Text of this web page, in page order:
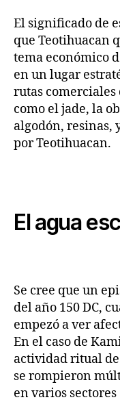
El significado de
que Teotihuacan
tema económico
en un lugar
rutas
como el jade, la
algodón, resinas,
por Teotihuacan.
El agua
Se cree que un
del año 150 DC,
empezó a ver
En el caso de
actividad ritual
se rompieron
en varios